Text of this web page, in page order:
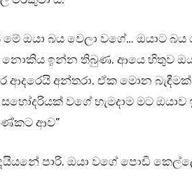
මේ ඔයා බය වෙලා වගේ… ඔයාට
නොකිය ඉන්න තිබුණ. ආයෙ හිතුව
ආදරෙයි අන්තරා. ඒක මොන
වගේ හැමදාම මට
ආව”
පාරි. ඔයා වගේ පොඩි